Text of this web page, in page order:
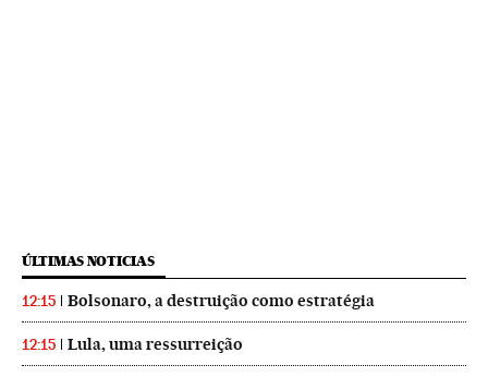
ÚLTIMAS NOTICIAS
12:15 Bolsonaro, a destruição como estratégia
12:15 Lula, uma ressurreição